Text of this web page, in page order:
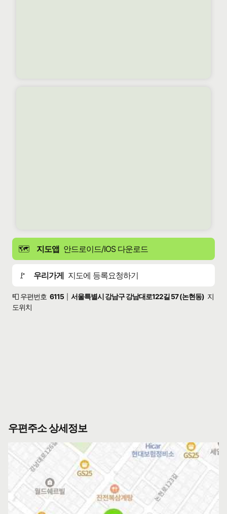
🗺️ 지도앱 안드로이드/IOS 다운로드
🚩 우리가게 지도에 등록요청하기
📮 우편번호 6115 서울특별시 강남구 강남대로122길 57 (논현동) 지
도위치
우편주소 상세정보